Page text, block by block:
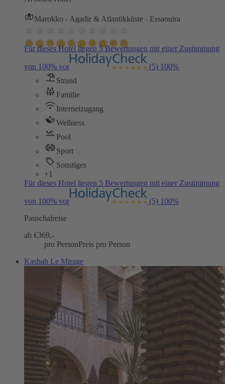
Marokko - Agadir & Atlantikküste - Essaouira
Für dieses Hotel liegen 5 Bewertungen mit einer Zustimmung
von 100% vor (5) 100%
Strand
Familie
Internetzugang
Wellness
Pool
Sport
Sonstiges
+1
Für dieses Hotel liegen 5 Bewertungen mit einer Zustimmung
von 100% vor (5) 100%
Pauschalreise
ab €369,-
pro PersonPreis pro Person
Kasbah Le Mirage